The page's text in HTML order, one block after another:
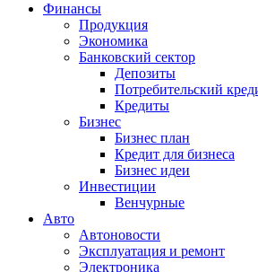
Финансы
Продукция
Экономика
Банковский сектор
Депозиты
Потребительский
Кредиты
Бизнес
Бизнес план
Кредит для бизнеса
Бизнес идеи
Инвестиции
Венчурные
Авто
Автоновости
Эксплуатация и ремонт
Электроника